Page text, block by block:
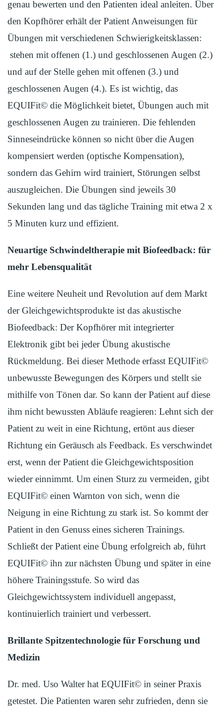
genau bewerten und den Patienten ideal anleiten. Über
den Kopfhörer erhält der Patient Anweisungen für
Übungen mit verschiedenen Schwierigkeitsklassen:
stehen mit offenen (1.) und geschlossenen Augen (2.)
und auf der Stelle gehen mit offenen (3.) und
geschlossenen Augen (4.). Es ist wichtig, das
EQUIFit© die Möglichkeit bietet, Übungen auch mit
geschlossenen Augen zu trainieren. Die fehlenden
Sinneseindrücke können so nicht über die Augen
kompensiert werden (optische Kompensation),
sondern das Gehirn wird trainiert, Störungen selbst
auszugleichen. Die Übungen sind jeweils 30
Sekunden lang und das tägliche Training mit etwa 2 x
5 Minuten kurz und effizient.
Neuartige Schwindeltherapie mit Biofeedback: für
mehr Lebensqualität
Eine weitere Neuheit und Revolution auf dem Markt
der Gleichgewichtsprodukte ist das akustische
Biofeedback: Der Kopfhörer mit integrierter
Elektronik gibt bei jeder Übung akustische
Rückmeldung. Bei dieser Methode erfasst EQUIFit©
unbewusste Bewegungen des Körpers und stellt sie
mithilfe von Tönen dar. So kann der Patient auf diese
ihm nicht bewussten Abläufe reagieren: Lehnt sich der
Patient zu weit in eine Richtung, ertönt aus dieser
Richtung ein Geräusch als Feedback. Es verschwindet
erst, wenn der Patient die Gleichgewichtsposition
wieder einnimmt. Um einen Sturz zu vermeiden, gibt
EQUIFit© einen Warnton von sich, wenn die
Neigung in eine Richtung zu stark ist. So kommt der
Patient in den Genuss eines sicheren Trainings.
Schließt der Patient eine Übung erfolgreich ab, führt
EQUIFit© ihn zur nächsten Übung und später in eine
höhere Trainingsstufe. So wird das
Gleichgewichtssystem individuell angepasst,
kontinuierlich trainiert und verbessert.
Brillante Spitzentechnologie für Forschung und
Medizin
Dr. med. Uso Walter hat EQUIFit© in seiner Praxis
getestet. Die Patienten waren sehr zufrieden, denn sie